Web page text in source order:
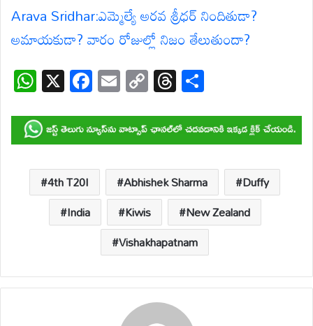
Arava Sridhar:ఎమ్మెల్యే అరవ శ్రీధర్‌ నిందితుడా?
అమాయకుడా? వారం రోజుల్లో నిజం తేలుతుందా?
W
h
at
s
A
p
X F
ac
e
b
o
o
k
E
m
ail
C
o
p
y
Li
n
k
T
hr
e
a
d
s
ar
e
4th T20I Abhishek Sharma
Duffy
India
Kiwis
New Zealand
Vishakhapatnam